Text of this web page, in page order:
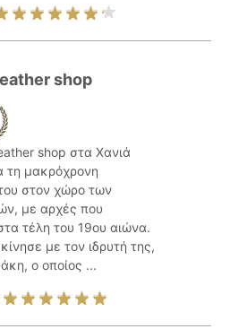
shop
shop στα Χανιά
τη μακρόχρονη
στον χώρο των
με αρχές που
τέλη του 19ου αιώνα.
με τον ιδρυτή της,
ο οποίος ...